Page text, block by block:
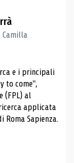
Camilla
e i principali
to come",
(FPL) al
applicata
Sapienza.